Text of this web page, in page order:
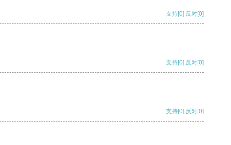
支持[0] 反对[0]
支持[0] 反对[0]
支持[0] 反对[0]